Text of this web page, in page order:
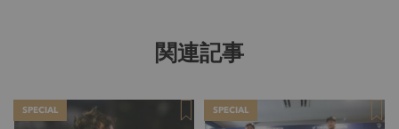
関連記事
SPECIAL SPECIAL